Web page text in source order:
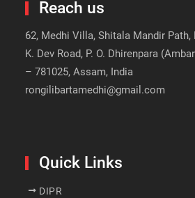
Reach us
62, Medhi Villa, Shitala Mandir Path,
K. Dev Road, P. O. Dhirenpara
– 781025, Assam, India
rongilibartamedhi@gmail.com
Quick Links
DIPR